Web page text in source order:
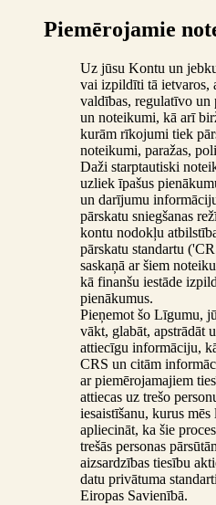
Piemērojamie
Uz jūsu Kontu un
vai izpildīti tā ietvaros,
valdības, regulatīvo un
un noteikumi, kā arī
kurām rīkojumi tiek
noteikumi, paražas,
Daži starptautiski
uzliek īpašus
un darījumu
pārskatu sniegšanas
kontu nodokļu
pārskatu standartu
saskaņā ar šiem
kā finanšu iestāde
pienākumus.
Pieņemot šo Līgumu,
vākt, glabāt, apstrādāt
attiecīgu informāciju,
CRS un citām
ar piemērojamajiem
attiecas uz trešo
iesaistīšanu, kurus
apliecināt, ka šie
trešās personas
aizsardzības tiesību
datu privātuma
Eiropas Savienībā.